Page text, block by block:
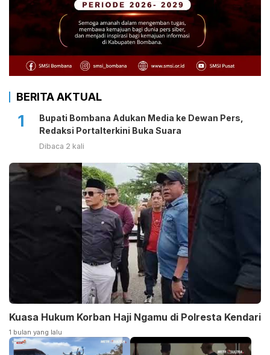
BERITA AKTUAL
1
Bupati Bombana Adukan Media ke Dewan Pers,
Redaksi Portalterkini Buka Suara
Dibaca 2 kali
Kuasa Hukum Korban Haji Ngamu di Polresta Kendari
1 bulan yang lalu